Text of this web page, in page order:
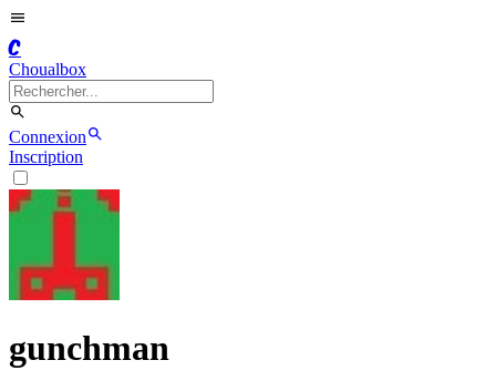
C
Choualbox
Connexion
Inscription
gunchman